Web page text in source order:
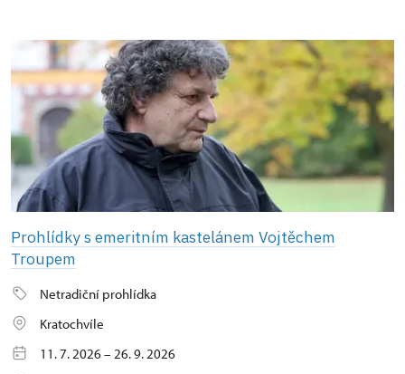
Prohlídky s emeritním kastelánem Vojtěchem
Troupem
Netradiční prohlídka
Kratochvíle
11. 7. 2026 – 26. 9. 2026